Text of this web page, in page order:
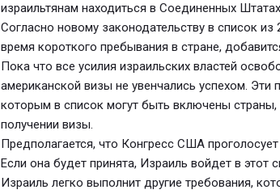
израильтянам находиться в Соединенных
Согласно новому законодательству в список
время короткого пребывания в стране,
Пока что все усилия израильских властей
американской визы не увенчались успехом. Эти
которым в список могут быть включены
получении визы.
Предполагается, что Конгресс США
Если она будет принята, Израиль войдет в этот
Израиль легко выполнит другие требования,